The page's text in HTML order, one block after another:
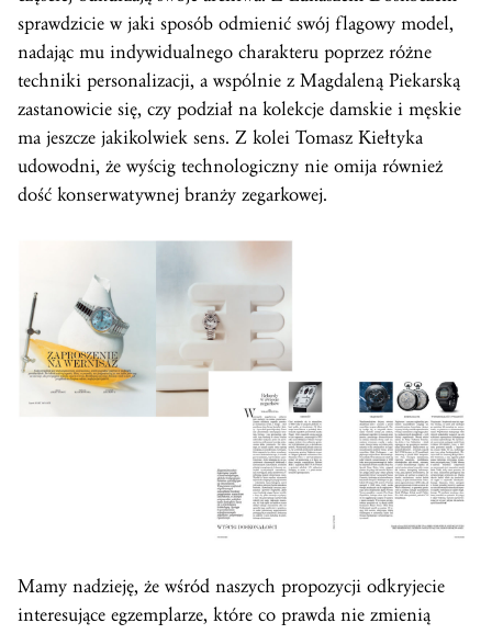
sprawdzicie w jaki sposób odmienić swój flagowy model,
nadając mu indywidualnego charakteru poprzez różne
techniki personalizacji, a wspólnie z Magdaleną Piekarską
zastanowicie się, czy podział na kolekcje damskie i męskie
ma jeszcze jakikolwiek sens. Z kolei Tomasz Kiełtyka
udowodni, że wyścig technologiczny nie omija również
dość konserwatywnej branży zegarkowej.
Mamy nadzieję, że wśród naszych propozycji odkryjecie
interesujące egzemplarze, które co prawda nie zmienią